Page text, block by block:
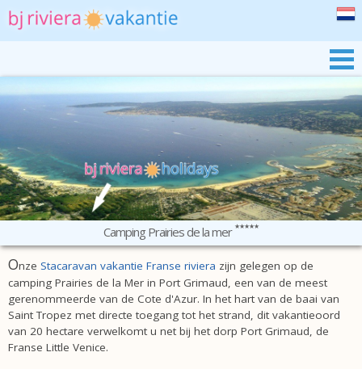
ONZE STACARAVANS
PRAIRIES DE LA MER
HET ZUIDEN VAN FRANKRIJK
RESERVEREN
Camping Prairies de la mer
Onze Stacaravan vakantie Franse riviera zijn gelegen op de
camping Prairies de la Mer in Port Grimaud, een van de meest
gerenommeerde van de Cote d'Azur. In het hart van de baai van
Saint Tropez met directe toegang tot het strand, dit vakantieoord
van 20 hectare verwelkomt u net bij het dorp Port Grimaud, de
Franse Little Venice.